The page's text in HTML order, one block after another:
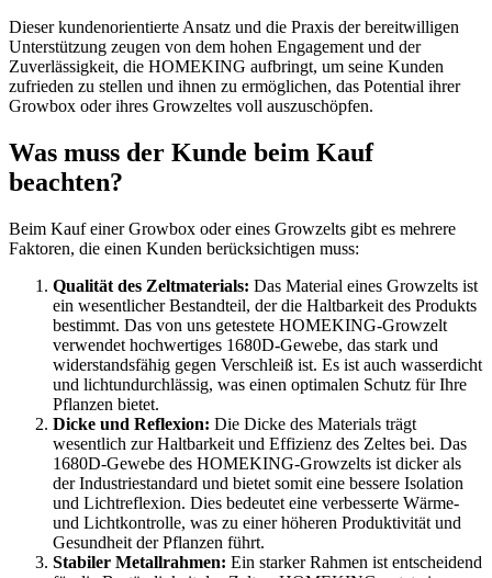
Dieser kundenorientierte Ansatz und die Praxis der bereitwilligen
Unterstützung zeugen von dem hohen Engagement und der
Zuverlässigkeit, die HOMEKING aufbringt, um seine Kunden
zufrieden zu stellen und ihnen zu ermöglichen, das Potential ihrer
Growbox oder ihres Growzeltes voll auszuschöpfen.
Was muss der Kunde beim Kauf
beachten?
Beim Kauf einer Growbox oder eines Growzelts gibt es mehrere
Faktoren, die einen Kunden berücksichtigen muss:
Qualität des Zeltmaterials: Das Material eines Growzelts ist
ein wesentlicher Bestandteil, der die Haltbarkeit des Produkts
bestimmt. Das von uns getestete HOMEKING-Growzelt
verwendet hochwertiges 1680D-Gewebe, das stark und
widerstandsfähig gegen Verschleiß ist. Es ist auch wasserdicht
und lichtundurchlässig, was einen optimalen Schutz für Ihre
Pflanzen bietet.
Dicke und Reflexion: Die Dicke des Materials trägt
wesentlich zur Haltbarkeit und Effizienz des Zeltes bei. Das
1680D-Gewebe des HOMEKING-Growzelts ist dicker als
der Industriestandard und bietet somit eine bessere Isolation
und Lichtreflexion. Dies bedeutet eine verbesserte Wärme-
und Lichtkontrolle, was zu einer höheren Produktivität und
Gesundheit der Pflanzen führt.
Stabiler Metallrahmen: Ein starker Rahmen ist entscheidend